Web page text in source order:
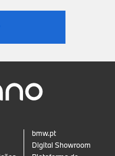
bmw.pt
Digital Showroom